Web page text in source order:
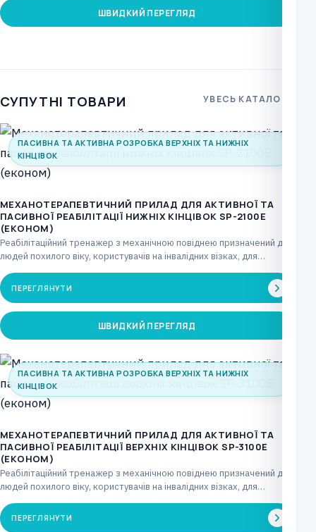
ШВИДКИЙ ПЕРЕГЛЯД
СУПУТНІ ТОВАРИ УВЕСЬ КАТАЛОГ
ПАСИВНА ТА АКТИВНА РОЗРОБКА ВЕРХНІХ ТА НИЖНІХ
КІНЦІВОК
МЕХАНОТЕРАПЕВТИЧНИЙ ПРИЛАД ДЛЯ АКТИВНОЇ ТА
ПАСИВНОЇ РЕАБІЛІТАЦІЇ НИЖНІХ КІНЦІВОК SP-2100E
(ЕКОНОМ)
Реабілітаційний тренажер з механічною повіднею призначений для
людей похилого віку, користувачів на інвалідних візках, для
ПЕРЕГЛЯНУТИ
ШВИДКИЙ ПЕРЕГЛЯД
ПАСИВНА ТА АКТИВНА РОЗРОБКА ВЕРХНІХ ТА НИЖНІХ
КІНЦІВОК
МЕХАНОТЕРАПЕВТИЧНИЙ ПРИЛАД ДЛЯ АКТИВНОЇ ТА
ПАСИВНОЇ РЕАБІЛІТАЦІЇ ВЕРХНІХ КІНЦІВОК SP-3100E
(ЕКОНОМ)
Реабілітаційний тренажер з механічною повіднею призначений для
людей похилого віку, користувачів на інвалідних візках, для
ПЕРЕГЛЯНУТИ